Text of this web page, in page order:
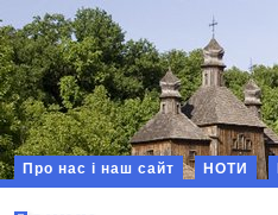
Про нас і наш сайт НОТИ